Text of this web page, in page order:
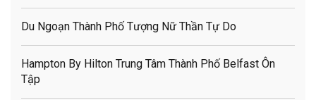
Du Ngoạn Thành Phố Tượng Nữ Thần Tự Do
Hampton By Hilton Trung Tâm Thành Phố Belfast Ôn
Tập